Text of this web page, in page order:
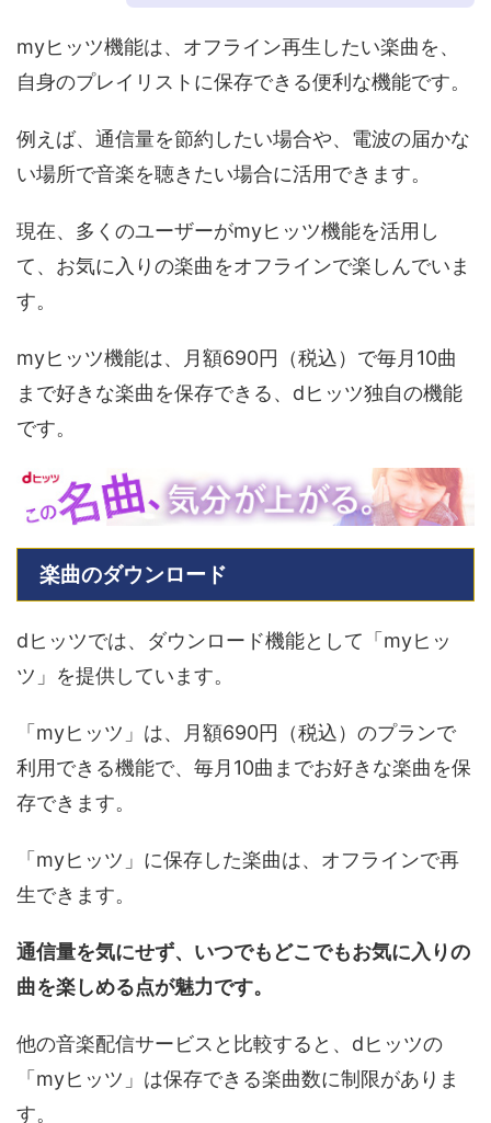
myヒッツ機能は、オフライン再生したい楽曲を、
自身のプレイリストに保存できる便利な機能です。
例えば、通信量を節約したい場合や、電波の届かな
い場所で音楽を聴きたい場合に活用できます。
現在、多くのユーザーがmyヒッツ機能を活用し
て、お気に入りの楽曲をオフラインで楽しんでいま
す。
myヒッツ機能は、月額690円（税込）で毎月10曲
まで好きな楽曲を保存できる、dヒッツ独自の機能
です。
楽曲のダウンロード
dヒッツでは、ダウンロード機能として「myヒッ
ツ」を提供しています。
「myヒッツ」は、月額690円（税込）のプランで
利用できる機能で、毎月10曲までお好きな楽曲を保
存できます。
「myヒッツ」に保存した楽曲は、オフラインで再
生できます。
通信量を気にせず、いつでもどこでもお気に入りの
曲を楽しめる点が魅力です。
他の音楽配信サービスと比較すると、dヒッツの
「myヒッツ」は保存できる楽曲数に制限がありま
す。